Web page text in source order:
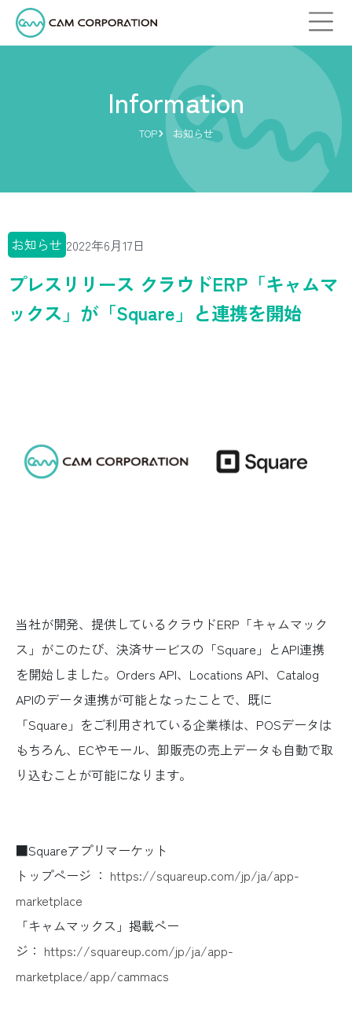
Information
TOP お知らせ
お知らせ 2022年6月17日
プレスリリース クラウドERP「キャムマ
ックス」が「Square」と連携を開始
当社が開発、提供しているクラウドERP「キャムマック
ス」がこのたび、決済サービスの「Square」とAPI連携
を開始しました。Orders API、Locations API、Catalog
APIのデータ連携が可能となったことで、既に
「Square」をご利用されている企業様は、POSデータは
もちろん、ECやモール、卸販売の売上データも自動で取
り込むことが可能になります。
■Squareアプリマーケット
トップページ ： https://squareup.com/jp/ja/app-
marketplace
「キャムマックス」掲載ペー
ジ： https://squareup.com/jp/ja/app-
marketplace/app/cammacs